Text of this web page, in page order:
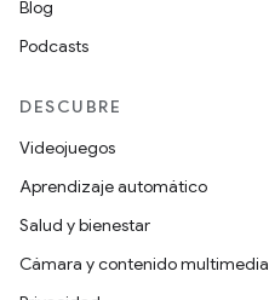
Blog
Podcasts
DESCUBRE
Videojuegos
Aprendizaje automático
Salud y bienestar
Cámara y contenido multimedia